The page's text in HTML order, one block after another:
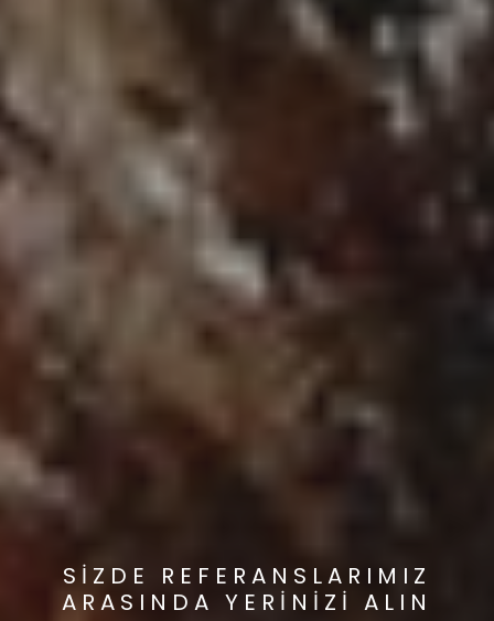
SİZDE REFERANSLARIMIZ
ARASINDA YERİNİZİ ALIN